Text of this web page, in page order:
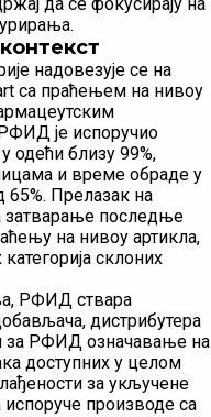
надовезује се на
са праћењем на нивоу
је испоручио
одећи близу 99%,
и време обраде у
Прелазак на
последње
на нивоу артикла,
склоних
РФИД ствара
дистрибутера
за РФИД означавање на
доступних у целом
за укључене
производе са